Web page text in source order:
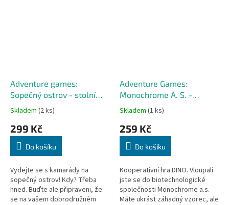
Adventure games:
Sopečný ostrov - stolní
hra
Skladem (2 ks)
299 Kč
Do košíku
Vydejte se s kamarády na
sopečný ostrov! Kdy? Třeba
hned. Buďte ale připraveni, že
se na vašem dobrodružném
Adventure Games:
Monochrome A. S. -
karetní hra
Skladem (1 ks)
259 Kč
Do košíku
Kooperativní hra DINO. Vloupali
jste se do biotechnologické
společnosti Monochrome a.s.
Máte ukrást záhadný vzorec, ale